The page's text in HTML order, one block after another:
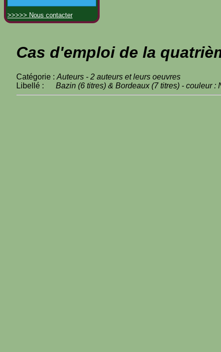
>>>>> Nous contacter
Cas d'emploi de la
Catégorie : Auteurs - 2 auteurs et leurs oeuvres
Libellé : Bazin (6 titres) & Bordeaux (7 titres) - couleur :